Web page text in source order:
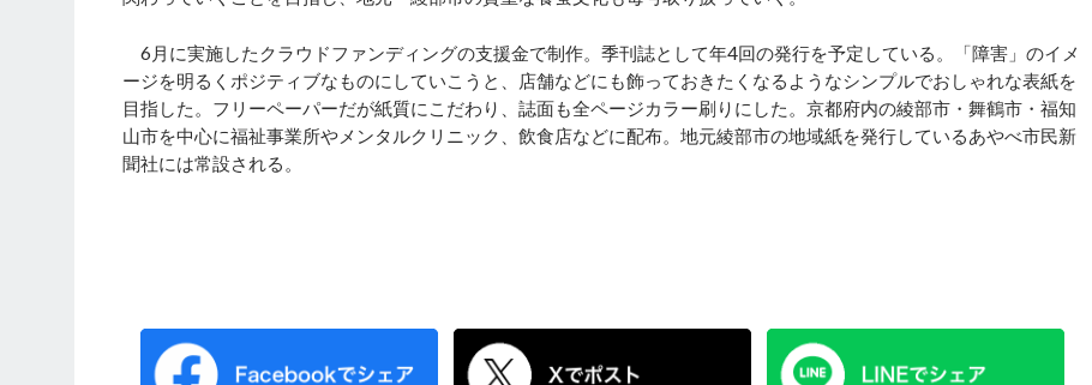
6月に実施したクラウドファンディングの支援金で制作。季刊誌として年4回の発行を予定している。「障害」のイメ
ージを明るくポジティブなものにしていこうと、店舗などにも飾っておきたくなるようなシンプルでおしゃれな表紙を
目指した。フリーペーパーだが紙質にこだわり、誌面も全ページカラー刷りにした。京都府内の綾部市・舞鶴市・福知
山市を中心に福祉事業所やメンタルクリニック、飲食店などに配布。地元綾部市の地域紙を発行しているあやべ市民新
聞社には常設される。